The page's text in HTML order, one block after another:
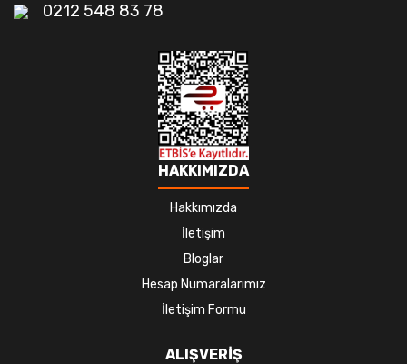
0212 548 83 78
HAKKIMIZDA
Hakkımızda
İletişim
Bloglar
Hesap Numaralarımız
İletişim Formu
ALIŞVERİŞ